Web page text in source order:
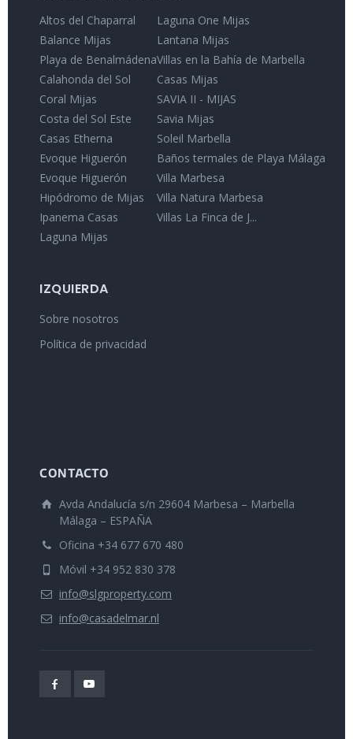
Altos del Chaparral
Balance Mijas
Playa de Benalmádena
Calahonda del Sol
Coral Mijas
Costa del Sol Este
Casas Etherna
Evoque Higuerón
Evoque Higuerón
Hipódromo de Mijas
Ipanema Casas
Laguna Mijas
Laguna One Mijas
Lantana Mijas
Villas en la Bahía de Marbella
Casas Mijas
SAVIA II - MIJAS
Savia Mijas
Soleil Marbella
Baños termales de Playa Málaga
Villa Marbesa
Villa Natura Marbesa
Villas La Finca de J...
IZQUIERDA
Sobre nosotros
Política de privacidad
CONTACTO
Avda Andalucía s/n 29604 Marbesa – Marbella
Málaga – ESPAÑA
Oficina +34 677 670 480
Móvil +34 952 830 378
info@slgproperty.com
info@casadelmar.nl